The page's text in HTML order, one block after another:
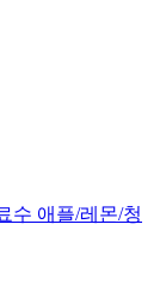
수 애플/레몬/청